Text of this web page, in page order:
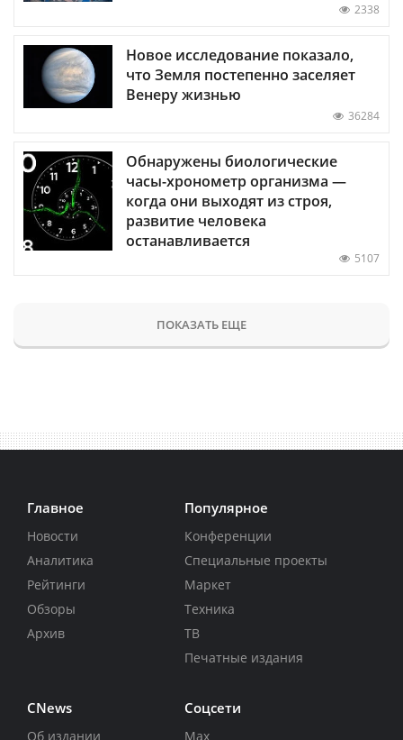
2338
Новое исследование показало,
что Земля постепенно заселяет
Венеру жизнью
36284
Обнаружены биологические
часы-хронометр организма —
когда они выходят из строя,
развитие человека
останавливается
5107
ПОКАЗАТЬ ЕЩЕ
Главное
Новости
Аналитика
Рейтинги
Обзоры
Архив
Популярное
Конференции
Специальные проекты
Маркет
Техника
ТВ
Печатные издания
CNews
Об издании
Соцсети
Max